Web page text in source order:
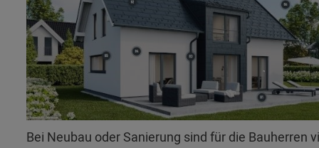
Bei Neubau oder Sanierung sind für die Bauherren